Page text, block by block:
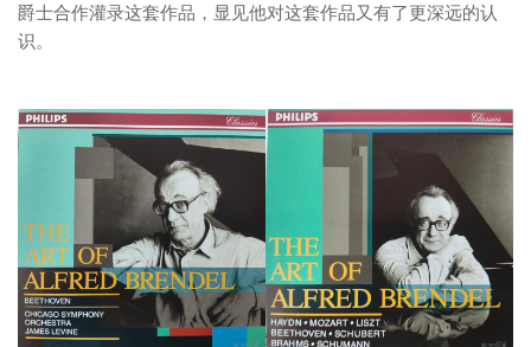
爵士合作灌录这套作品，显见他对这套作品又有了更深远的认
识。